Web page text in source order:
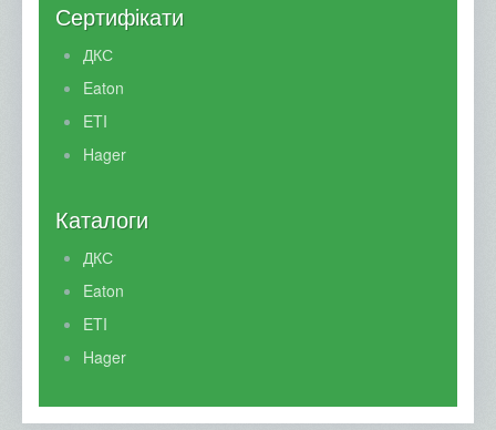
Сертифікати
ДКС
Eaton
ETI
Hager
Каталоги
ДКС
Eaton
ETI
Hager